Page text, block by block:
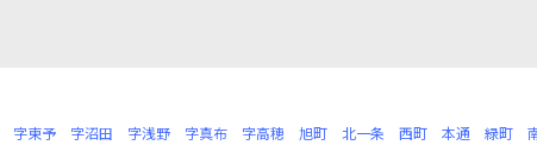
字東予 字沼田 字浅野 字真布 字高穂 旭町 北一条 西町 本通 緑町